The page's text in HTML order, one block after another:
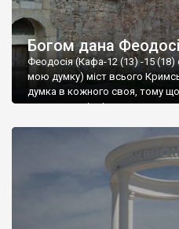
Богом дана
Феодосія (Кафа-12 (13) -15 (18)
мою думку) міст всього
думка в кожного своя, тому
запрошую відвідати це